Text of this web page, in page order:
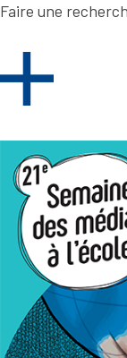
Faire une